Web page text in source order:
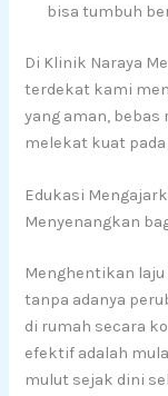
bisa tumbuh
Di Klinik Naraya
terdekat kami
yang aman, bebas
melekat kuat
Edukasi
Menyenangkan
Menghentikan
tanpa adanya
di rumah secara
efektif adalah
mulut sejak dini